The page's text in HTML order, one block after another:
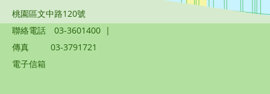
桃園區文中路120號
聯絡電話
03-3601400 |
傳真
03-3791721
電子信箱